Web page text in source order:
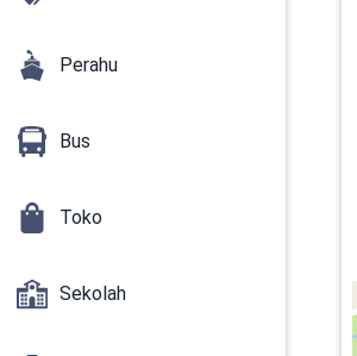
Perahu
Bus
Toko
Sekolah